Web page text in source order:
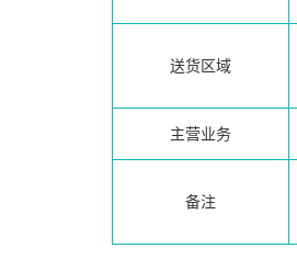
送货区域
主营业务
备注